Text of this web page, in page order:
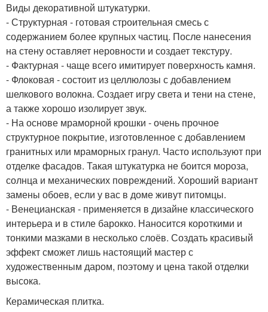
Виды декоративной штукатурки.
- Структурная - готовая строительная смесь с
содержанием более крупных частиц. После нанесения
на стену оставляет неровности и создает текстуру.
- Фактурная - чаще всего имитирует поверхность камня.
- Флоковая - состоит из целлюлозы с добавлением
шелкового волокна. Создает игру света и тени на стене,
а также хорошо изолирует звук.
- На основе мраморной крошки - очень прочное
структурное покрытие, изготовленное с добавлением
гранитных или мраморных гранул. Часто используют при
отделке фасадов. Такая штукатурка не боится мороза,
солнца и механических повреждений. Хороший вариант
замены обоев, если у вас в доме живут питомцы.
- Венецианская - применяется в дизайне классического
интерьера и в стиле барокко. Наносится короткими и
тонкими мазками в несколько слоёв. Создать красивый
эффект сможет лишь настоящий мастер с
художественным даром, поэтому и цена такой отделки
высока.
Керамическая плитка.